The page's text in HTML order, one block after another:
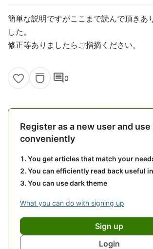
簡単な説明ですがここまで読んで頂きあ
した。
修正等ありましたらご指摘ください。
comment0
Register as a new user and
conveniently
You get articles that match your
You can efficiently read back useful
You can use dark theme
What you can do with signing up
Sign up
Login